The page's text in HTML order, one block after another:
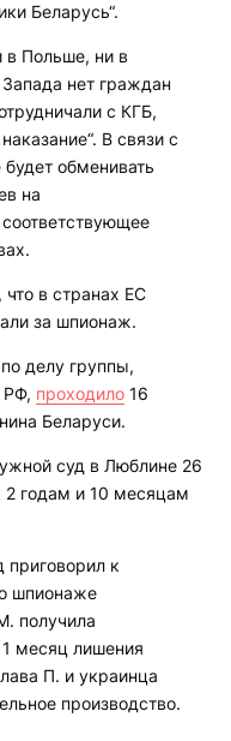
Беларусь“.
в Польше, ни в
нет граждан
с КГБ,
В связи с
обменивать
на
в странах ЕС
за шпионаж.
делу группы,
РФ, проходило 16
Беларуси.
суд в Люблине 26
2 годам и 10 месяцам
приговорил к
шпионаже
получила
месяц лишения
П. и украинца
производство.